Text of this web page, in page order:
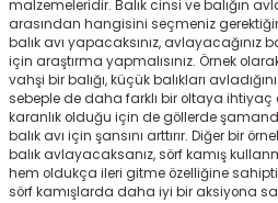
malzemeleridir. Balık cinsi ve balığın
arasından hangisini seçmeniz
balık avı yapacaksınız, avlayacağınız
için araştırma yapmalısınız. Örnek
vahşi bir balığı, küçük balıkları
sebeple de daha farklı bir oltaya ihtiyaç
karanlık olduğu için de göllerde
balık avı için şansını arttırır. Diğer bir
balık avlayacaksanız, sörf kamış
hem oldukça ileri gitme özelliğine
sörf kamışlarda daha iyi bir aksiyona